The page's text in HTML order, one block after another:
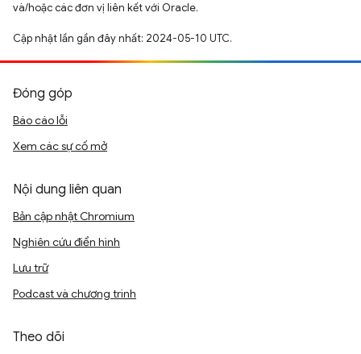
và/hoặc các đơn vị liên kết với Oracle.
Cập nhật lần gần đây nhất: 2024-05-10 UTC.
Đóng góp
Báo cáo lỗi
Xem các sự cố mở
Nội dung liên quan
Bản cập nhật Chromium
Nghiên cứu điển hình
Lưu trữ
Podcast và chương trình
Theo dõi